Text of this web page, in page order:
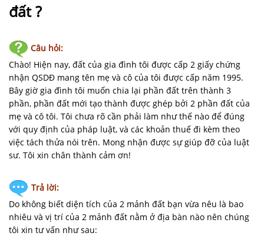
VĂN
-
BIỂU
MẪU
LIÊN
HỆ
đất ?
Câu hỏi:
Chào! Hiện nay, đất của gia đình tôi được cấp 2 giấy chứng
nhận QSDĐ mang tên mẹ và cô của tôi được cấp năm 1995.
Bây giờ gia đình tôi muốn chia lại phần đất trên thành 3
phần, phần đất mới tạo thành được ghép bởi 2 phần đất của
mẹ và cô tôi. Tôi chưa rõ cần phải làm như thế nào để đúng
với quy định của pháp luật, và các khoản thuế đi kèm theo
việc tách thửa nói trên. Mong nhận được sự giúp đỡ của luật
sư. Tôi xin chân thành cảm ơn!
Trả lời:
Do không biết diện tích của 2 mảnh đất bạn vừa nêu là bao
nhiêu và vị trí của 2 mảnh đất nằm ở địa bàn nào nên chúng
tôi xin tư vấn như sau: